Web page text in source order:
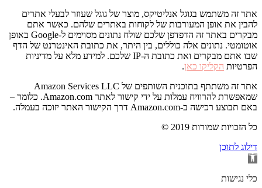
אתר זה משתמש בגוגל אנליטיקס, מוצר של גוגל שעוזר לבעלי אתרים
להבין את אופן המעורבות של לקוחות באתרים שלהם. כאשר אתם
מבקרים באתר זה הדפדפן שלכם שולח נתונים מסוימים ל-Google באופן
אוטומטי. נתונים אלה כוללים, בין היתר, את כתובת האינטרנט של הדף
שבו אתם מבקרים ואת כתובת ה-IP שלכם. למידע מלא על מדיניות
הפרטיות הקליקו כאן.
אתר זה משתתף בתוכנית השותפים של Amazon Services LLC
שמאפשרת להרוויח עמלות על ידי קישור לאתר Amazon.com. כלומר –
באם תבוצע רכישה ב-Amazon.com דרך הקישור האתר יזוכה בעמלה.
© 2019 כל הזכויות שמורות
דילוג לתוכן
פתח
נגישות
כלי נגישות